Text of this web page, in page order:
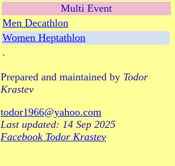
Multi Event
Men Decathlon
Women Heptathlon
.
Prepared and maintained by Todor
Krastev
todor1966@yahoo.com
Last updated: 14 Sep 2025
Facebook Todor Krastev